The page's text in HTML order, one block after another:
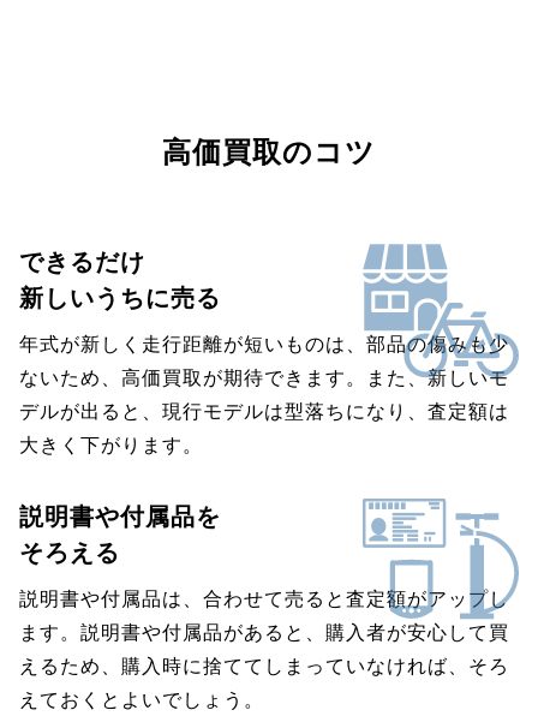
高価買取のコツ
できるだけ
新しいうちに売る
年式が新しく走行距離が短いものは、部品の傷みも少
ないため、高価買取が期待できます。また、新しいモ
デルが出ると、現行モデルは型落ちになり、査定額は
大きく下がります。
説明書や付属品を
そろえる
説明書や付属品は、合わせて売ると査定額がアップし
ます。説明書や付属品があると、購入者が安心して買
えるため、購入時に捨ててしまっていなければ、そろ
えておくとよいでしょう。